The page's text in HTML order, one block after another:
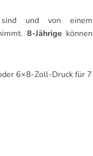
und von einem
8-Jährige können
6×8-Zoll-Druck für 7